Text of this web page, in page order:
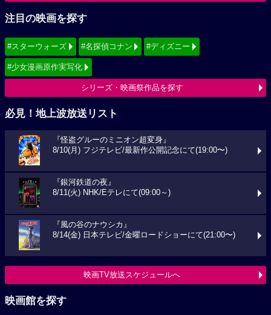
注目の映画を探す
#スターウォーズ #名探偵コナン #ディズニー
#少女漫画原作実写化
シリーズ・映画祭作品を探す
必見！地上波放送リスト
『怪盗グルーのミニオン超変身』
8/10(月) フジテレビ/最新作公開記念にて(19:00〜)
『銀河鉄道の夜』
8/11(火) NHK/Eテレにて(09:00～)
『風の谷のナウシカ』
8/14(金) 日本テレビ/金曜ロードショーにて(21:00〜)
映画TV放送スケジュールへ
映画館を探す